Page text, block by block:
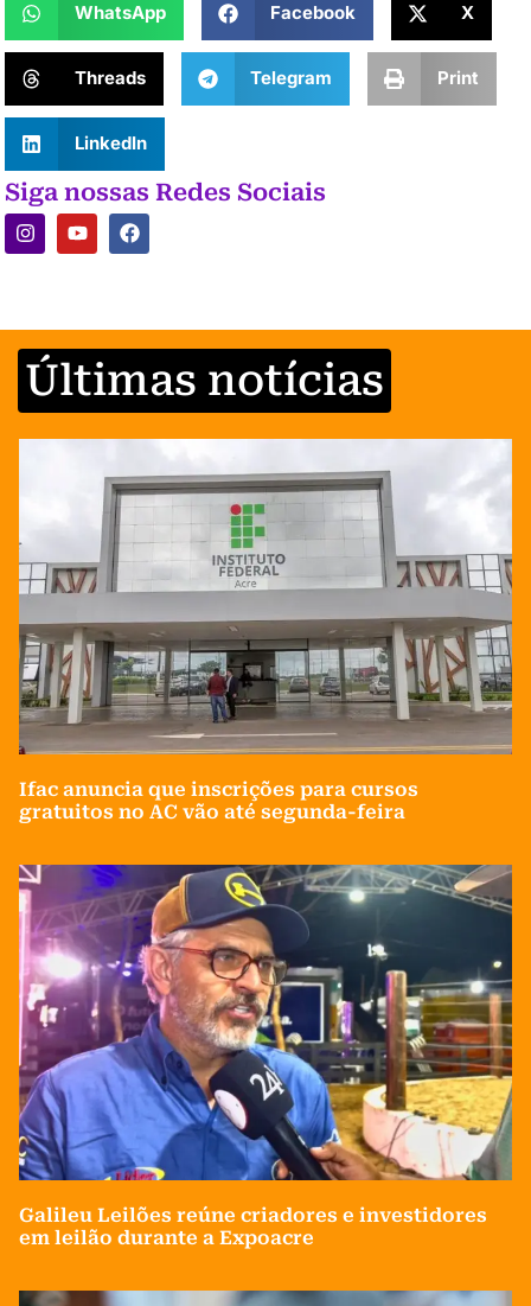
WhatsApp Facebook X
Threads Telegram Print
LinkedIn
Siga nossas Redes Sociais
Últimas notícias
Ifac anuncia que inscrições para cursos
gratuitos no AC vão até segunda-feira
Galileu Leilões reúne criadores e investidores
em leilão durante a Expoacre